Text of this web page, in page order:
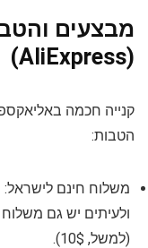
מבצעים
(AliExpress)
קנייה חכמה
הטבות:
משלוח חינם לישראל:
ולעיתים יש גם
(למשל, 10$).